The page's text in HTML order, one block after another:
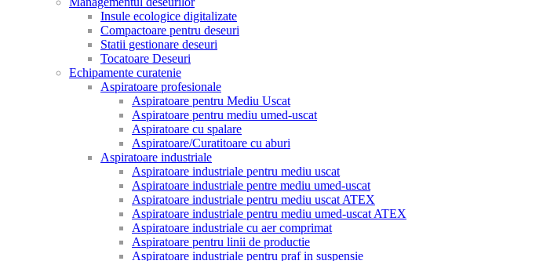
Insule ecologice digitalizate
Compactoare pentru deseuri
Statii gestionare deseuri
Tocatoare Deseuri
Echipamente curatenie
Aspiratoare profesionale
Aspiratoare pentru Mediu Uscat
Aspiratoare pentru mediu umed-uscat
Aspiratoare cu spalare
Aspiratoare/Curatitoare cu aburi
Aspiratoare industriale
Aspiratoare industriale pentru mediu uscat
Aspiratoare industriale pentre mediu umed-uscat
Aspiratoare industriale pentru mediu uscat ATEX
Aspiratoare industriale pentru mediu umed-uscat ATEX
Aspiratoare industriale cu aer comprimat
Aspiratoare pentru linii de productie
Aspiratoare industriale pentru praf in suspensie